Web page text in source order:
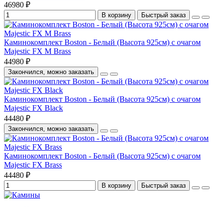
46980 ₽
В корзину Быстрый заказ
Каминокомплект Boston - Белый (Высота 925см) с очагом
Majestic FX M Brass
44980 ₽
Закончился, можно заказать
Каминокомплект Boston - Белый (Высота 925см) с очагом
Majestic FX Black
44480 ₽
Закончился, можно заказать
Каминокомплект Boston - Белый (Высота 925см) с очагом
Majestic FX Brass
44480 ₽
В корзину Быстрый заказ